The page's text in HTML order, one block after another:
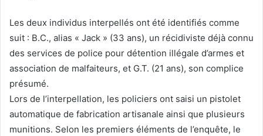
Les deux individus interpellés ont été identifiés comme
suit : B.C., alias « Jack » (33 ans), un récidiviste déjà connu
des services de police pour détention illégale d’armes et
association de malfaiteurs, et G.T. (21 ans), son complice
présumé.
Lors de l’interpellation, les policiers ont saisi un pistolet
automatique de fabrication artisanale ainsi que plusieurs
munitions. Selon les premiers éléments de l’enquête, le